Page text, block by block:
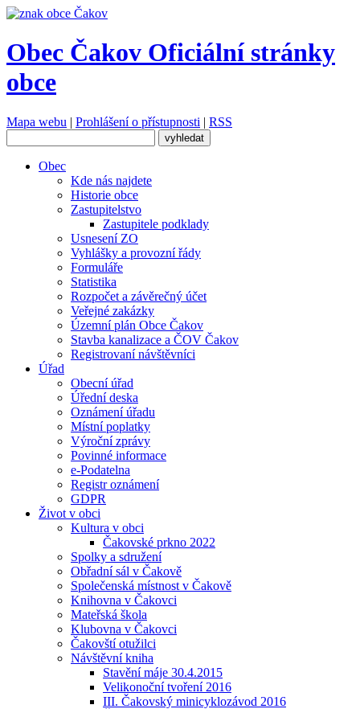
Obec Čakov Oficiální stránky
obce
Mapa webu | Prohlášení o přístupnosti | RSS
Obec
Kde nás najdete
Historie obce
Zastupitelstvo
Zastupitele podklady
Usnesení ZO
Vyhlášky a provozní řády
Formuláře
Statistika
Rozpočet a závěrečný účet
Veřejné zakázky
Územní plán Obce Čakov
Stavba kanalizace a ČOV Čakov
Registrovaní návštěvníci
Úřad
Obecní úřad
Úřední deska
Oznámení úřadu
Místní poplatky
Výroční zprávy
Povinné informace
e-Podatelna
Registr oznámení
GDPR
Život v obci
Kultura v obci
Čakovské prkno 2022
Spolky a sdružení
Obřadní sál v Čakově
Společenská místnost v Čakově
Knihovna v Čakovci
Mateřská škola
Klubovna v Čakovci
Čakovští otužilci
Návštěvní kniha
Stavění máje 30.4.2015
Velikonoční tvoření 2016
III. Čakovský minicyklozávod 2016